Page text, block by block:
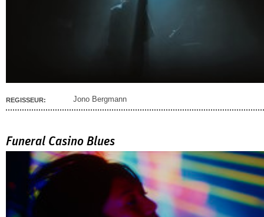
REGISSEUR: Jono Bergmann
Funeral Casino Blues